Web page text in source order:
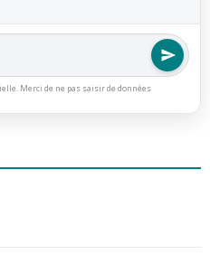
Merci de ne pas saisir de données